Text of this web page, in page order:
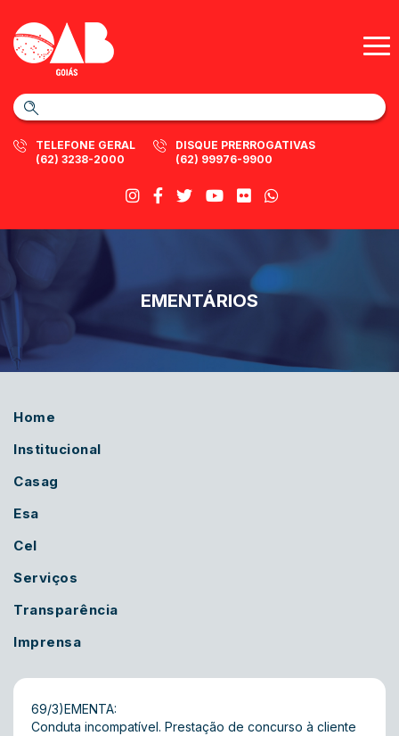
TELEFONE GERAL
(62) 3238-2000
DISQUE PRERROGATIVAS
(62) 99976-9900
EMENTÁRIOS
Home
Institucional
Casag
Esa
Cel
Serviços
Transparência
Imprensa
69/3)EMENTA:
Conduta incompatível. Prestação de concurso à cliente